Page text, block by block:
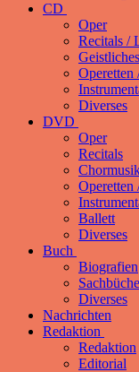
CD
Oper
Recitals /
Operetten
Diverses
DVD
Oper
Recitals
Operetten
Ballett
Diverses
Buch
Biografien
Diverses
Nachrichten
Redaktion
Redaktion
Editorial